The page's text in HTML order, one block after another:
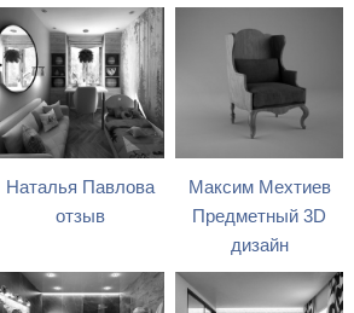
Наталья Павлова
отзыв
Максим Мехтиев
Предметный 3D
дизайн